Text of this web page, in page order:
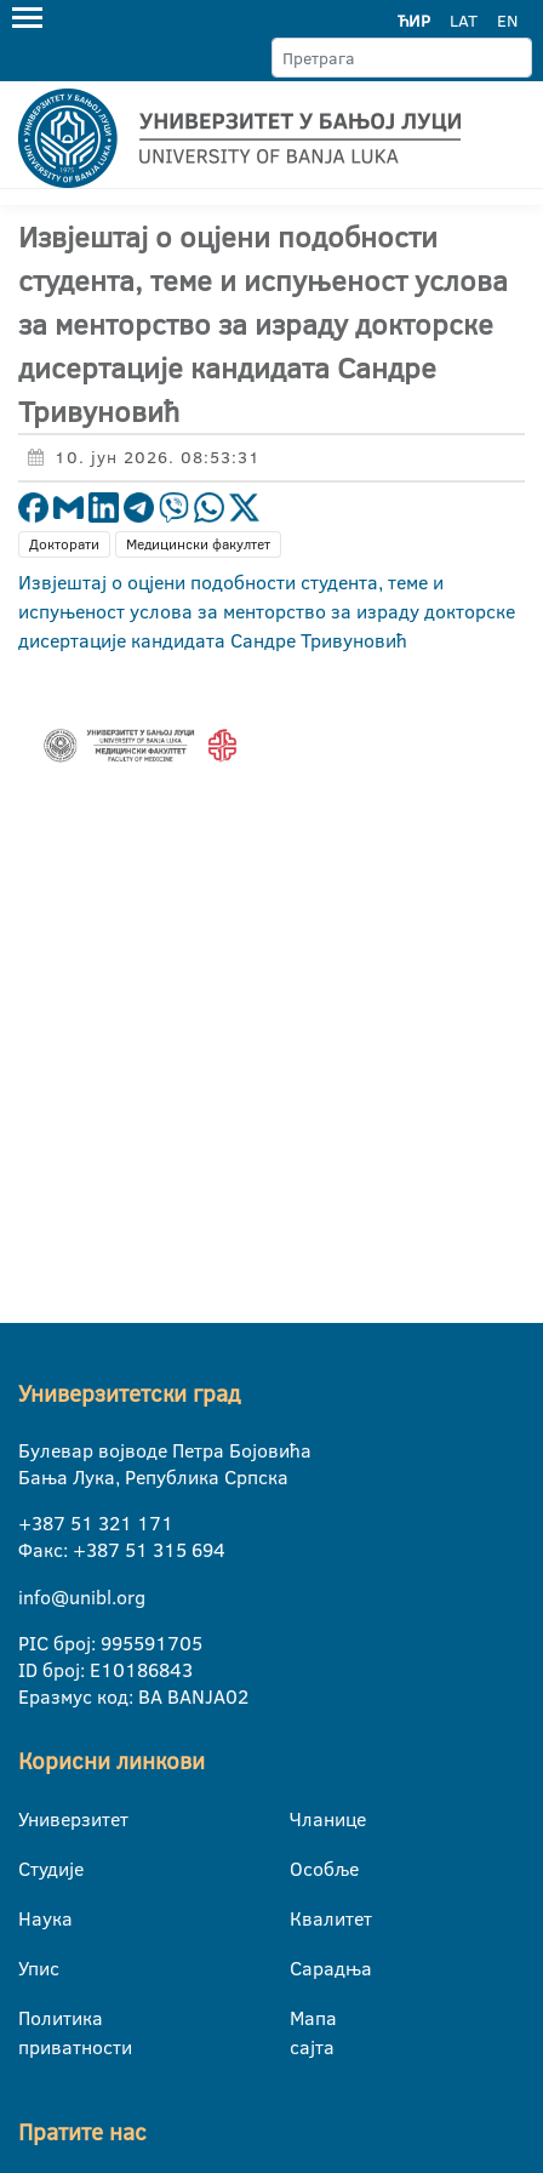
ЋИР LAT EN
Извјештај о оцјени подобности
студента, теме и испуњеност услова
за менторство за израду докторске
дисертације кандидата Сандре
Тривуновић
10. јун 2026. 08:53:31
Докторати Медицински факултет
Извјештај о оцјени подобности студента, теме и
испуњеност услова за менторство за израду докторске
дисертације кандидата Сандре Тривуновић
Универзитетски град
Булевар војводе Петра Бојовића
Бања Лука, Република Српска
+387 51 321 171
Факс: +387 51 315 694
info@unibl.org
PIC број: 995591705
ID број: E10186843
Еразмус код: BA BANJA02
Корисни линкови
Универзитет
Студије
Наука
Упис
Политика
приватности
Чланице
Особље
Квалитет
Сарадња
Мапа
сајта
Пратите нас